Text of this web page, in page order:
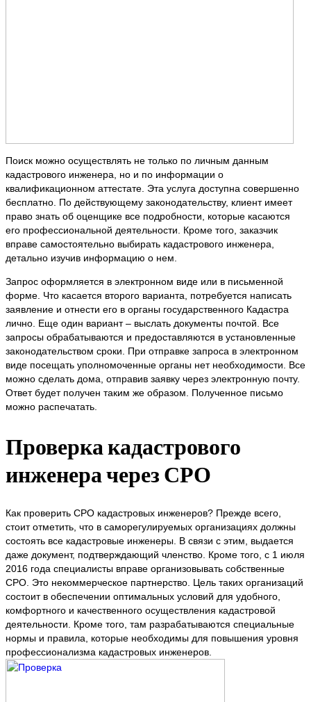
Поиск можно осуществлять не только по личным данным
кадастрового инженера, но и по информации о
квалификационном аттестате. Эта услуга доступна совершенно
бесплатно. По действующему законодательству, клиент имеет
право знать об оценщике все подробности, которые касаются
его профессиональной деятельности. Кроме того, заказчик
вправе самостоятельно выбирать кадастрового инженера,
детально изучив информацию о нем.
Запрос оформляется в электронном виде или в письменной
форме. Что касается второго варианта, потребуется написать
заявление и отнести его в органы государственного Кадастра
лично. Еще один вариант – выслать документы почтой. Все
запросы обрабатываются и предоставляются в установленные
законодательством сроки. При отправке запроса в электронном
виде посещать уполномоченные органы нет необходимости. Все
можно сделать дома, отправив заявку через электронную почту.
Ответ будет получен таким же образом. Полученное письмо
можно распечатать.
Проверка кадастрового
инженера через СРО
Как проверить СРО кадастровых инженеров? Прежде всего,
стоит отметить, что в саморегулируемых организациях должны
состоять все кадастровые инженеры. В связи с этим, выдается
даже документ, подтверждающий членство. Кроме того, с 1 июля
2016 года специалисты вправе организовывать собственные
СРО. Это некоммерческое партнерство. Цель таких организаций
состоит в обеспечении оптимальных условий для удобного,
комфортного и качественного осуществления кадастровой
деятельности. Кроме того, там разрабатываются специальные
нормы и правила, которые необходимы для повышения уровня
профессионализма кадастровых инженеров.